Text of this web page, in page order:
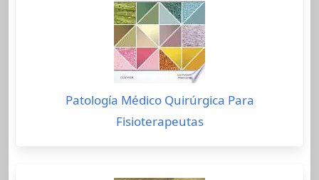
Patología Médico Quirúrgica Para
Fisioterapeutas